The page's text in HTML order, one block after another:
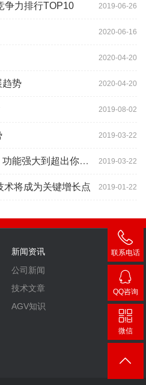
2019-06-26
争力排行TOP10
2020-06-16
2020-04-20
2020-04-20
趋势
2019-08-02
2019-03-22
2019-03-22
强大到超出你想象
2019-01-22
术将成为关键增长点
新闻资讯
公司新闻
技术文章
AGV知识
联系电话
400-
007-
3860
QQ咨询
微信